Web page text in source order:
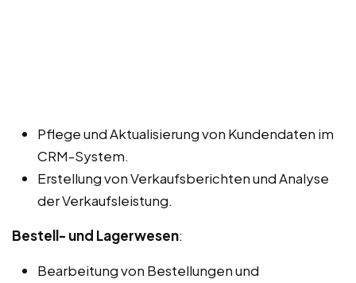
Pflege und Aktualisierung von Kundendaten im
CRM-System.
Erstellung von Verkaufsberichten und Analyse
der Verkaufsleistung.
Bestell- und Lagerwesen:
Bearbeitung von Bestellungen und